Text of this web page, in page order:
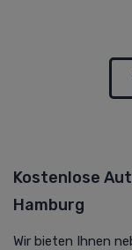
Kostenlose
Hamburg
Wir bieten Ihnen